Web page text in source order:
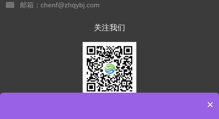
邮箱：chenf@zhqybj.com
关注我们
×